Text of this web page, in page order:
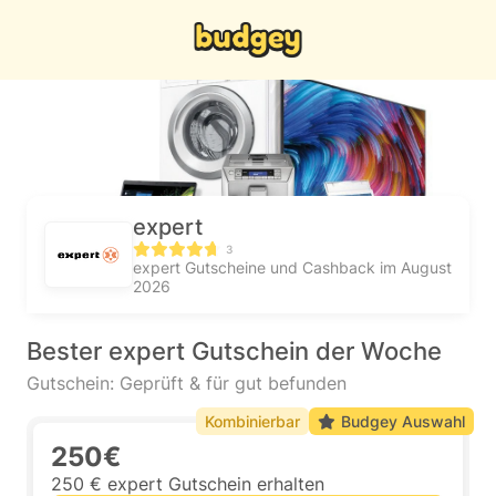
expert
3
expert Gutscheine und Cashback im August
2026
Bester expert Gutschein der Woche
Gutschein: Geprüft & für gut befunden
250€
250 € expert Gutschein erhalten
Kombinierbar Budgey Auswahl